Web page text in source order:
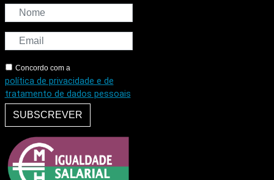
Concordo com a
política de privacidade e de
tratamento de dados pessoais
SUBSCREVER